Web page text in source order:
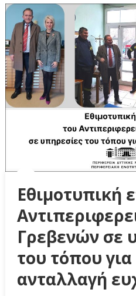
Εθιμοτυπική
Γρεβενών σε
του τόπου
ανταλλαγή